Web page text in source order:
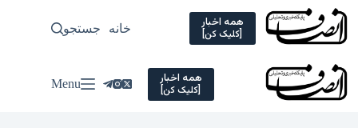
Skip
content
همه اخبار
[کلیک کن] خانه سیاسی
جستجو
همه اخبار
[کلیک کن] Menu